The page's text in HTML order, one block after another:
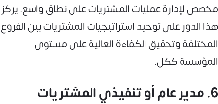
مخصص لإدارة عمليات المشتريات على نطاق واسع. يركز
هذا الدور على توحيد استراتيجيات المشتريات بين الفروع
المختلفة وتحقيق الكفاءة العالية على مستوى
المؤسسة ككل.
6. مدير عام أو تنفيذي المشتريات